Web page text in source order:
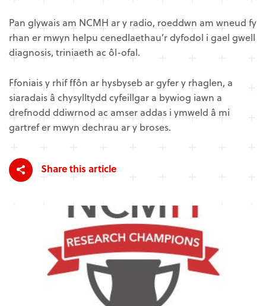
Pan glywais am NCMH ar y radio, roeddwn am wneud fy
rhan er mwyn helpu cenedlaethau’r dyfodol i gael gwell
diagnosis, triniaeth ac ôl-ofal.
Ffoniais y rhif ffôn ar hysbyseb ar gyfer y rhaglen, a
siaradais â chysylltydd cyfeillgar a bywiog iawn a
drefnodd ddiwrnod ac amser addas i ymweld â mi
gartref er mwyn dechrau ar y broses.
Share this article